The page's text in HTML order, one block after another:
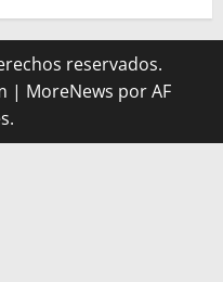
reservados.
| MoreNews por AF